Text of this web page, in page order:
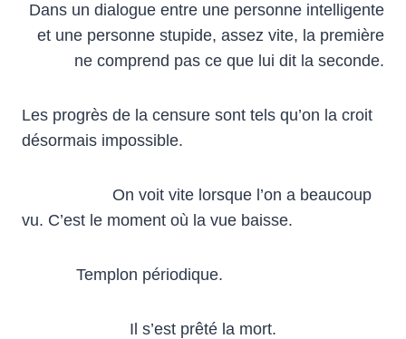
Dans un dialogue entre une personne intelligente
et une personne stupide, assez vite, la première
ne comprend pas ce que lui dit la seconde.
Les progrès de la censure sont tels qu’on la croit
désormais impossible.
On voit vite lorsque l’on a beaucoup
vu. C’est le moment où la vue baisse.
Templon périodique.
Il s’est prêté la mort.